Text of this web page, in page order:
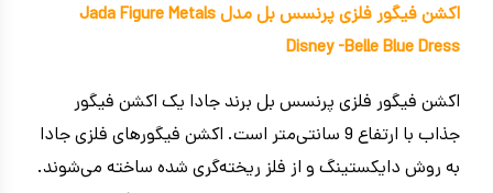
اکشن فیگور فلزی پرنسس بل مدل Jada Figure Metals
Disney -Belle Blue Dress
اکشن فیگور فلزی پرنسس بل برند جادا یک اکشن فیگور
جذاب با ارتفاع 9 سانتی‌متر است. اکشن فیگورهای فلزی جادا
به روش دایکستینگ و از فلز ریخته‌گری شده ساخته می‌شوند.